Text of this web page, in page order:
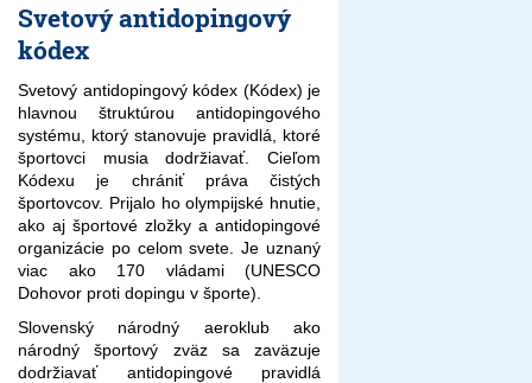
Svetový antidopingový
kódex
Svetový antidopingový kódex (Kódex) je
hlavnou štruktúrou antidopingového
systému, ktorý stanovuje pravidlá, ktoré
športovci musia dodržiavať. Cieľom
Kódexu je chrániť práva čistých
športovcov. Prijalo ho olympijské hnutie,
ako aj športové zložky a antidopingové
organizácie po celom svete. Je uznaný
viac ako 170 vládami (UNESCO
Dohovor proti dopingu v športe).
Slovenský národný aeroklub ako
národný športový zväz sa zaväzuje
dodržiavať antidopingové pravidlá